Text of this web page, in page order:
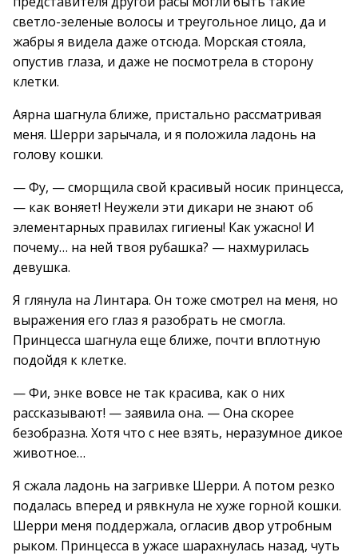
светло-зеленые волосы и треугольное лицо, да и
жабры я видела даже отсюда. Морская стояла,
опустив глаза, и даже не посмотрела в сторону
клетки.
Аярна шагнула ближе, пристально рассматривая
меня. Шерри зарычала, и я положила ладонь на
голову кошки.
— Фу, — сморщила свой красивый носик принцесса,
— как воняет! Неужели эти дикари не знают об
элементарных правилах гигиены! Как ужасно! И
почему… на ней твоя рубашка? — нахмурилась
девушка.
Я глянула на Линтара. Он тоже смотрел на меня, но
выражения его глаз я разобрать не смогла.
Принцесса шагнула еще ближе, почти вплотную
подойдя к клетке.
— Фи, энке вовсе не так красива, как о них
рассказывают! — заявила она. — Она скорее
безобразна. Хотя что с нее взять, неразумное дикое
животное…
Я сжала ладонь на загривке Шерри. А потом резко
подалась вперед и рявкнула не хуже горной кошки.
Шерри меня поддержала, огласив двор утробным
рыком. Принцесса в ужасе шарахнулась назад, чуть